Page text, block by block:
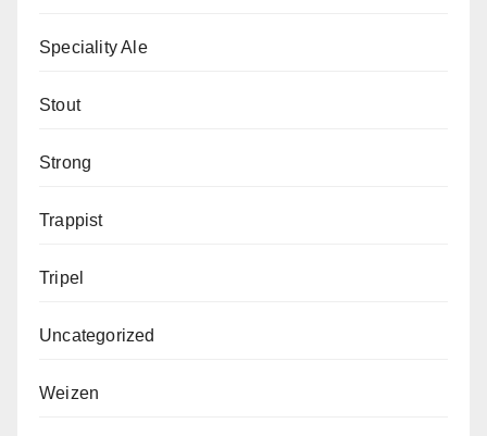
Speciality Ale
Stout
Strong
Trappist
Tripel
Uncategorized
Weizen